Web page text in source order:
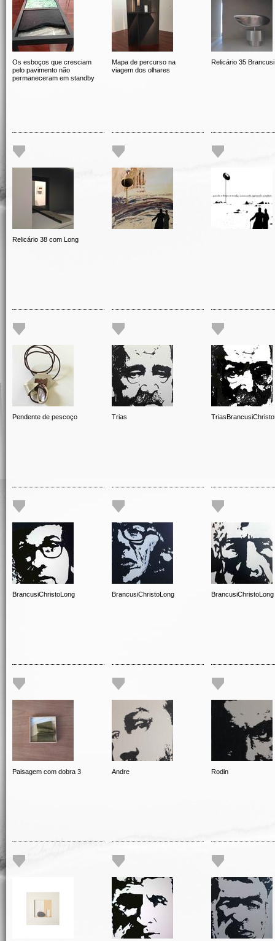
Os esboços que cresciam
pelo pavimento não
permaneceram em standby
Mapa de percurso na
viagem dos olhares
Relicário 35 Brancusi
Relicário 38 com Long
Pendente de pescoço Trias
BrancusiChristoLong BrancusiChristoLong BrancusiChristoLong
Paisagem com dobra 3 Andre Rodin